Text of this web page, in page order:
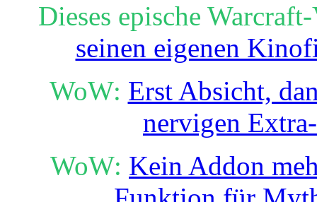
Dieses epische
seinen eigenen
WoW: Erst Absicht,
nervigen
WoW: Kein Addon